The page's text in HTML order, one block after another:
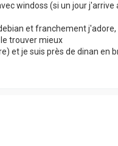
windoss (si un jour
et franchement
trouver mieux
et je suis près de dinan en